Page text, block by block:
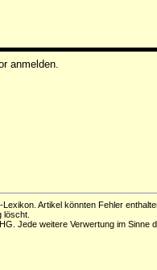
anmelden.
Artikel könnten Fehler
löscht.
Jede weitere Verwertung im Sinne